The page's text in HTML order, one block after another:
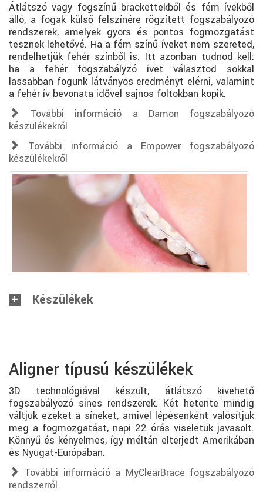
Átlátszó vagy fogszínű brackettekből és fém ívekből
álló, a fogak külső felszínére rögzített fogszabályozó
rendszerek, amelyek gyors és pontos fogmozgatást
tesznek lehetővé. Ha a fém színű íveket nem szereted,
rendelhetjük fehér színből is. Itt azonban tudnod kell:
ha a fehér fogszabályzó ívet választod sokkal
lassabban fogunk látványos eredményt elérni, valamint
a fehér ív bevonata idővel sajnos foltokban kopik.
További információ a Damon fogszabályozó
készülékekről
További információ a Empower fogszabályozó
készülékekről
Készülékek
Aligner típusú készülékek
3D technológiával készült, átlátszó kivehető
fogszabályozó sínes rendszerek. Két hetente mindig
váltjuk ezeket a síneket, amivel lépésenként valósítjuk
meg a fogmozgatást, napi 22 órás viseletük javasolt.
Könnyű és kényelmes, így méltán elterjedt Amerikában
és Nyugat-Európában.
További információ a MyClearBrace fogszabályozó
rendszerről